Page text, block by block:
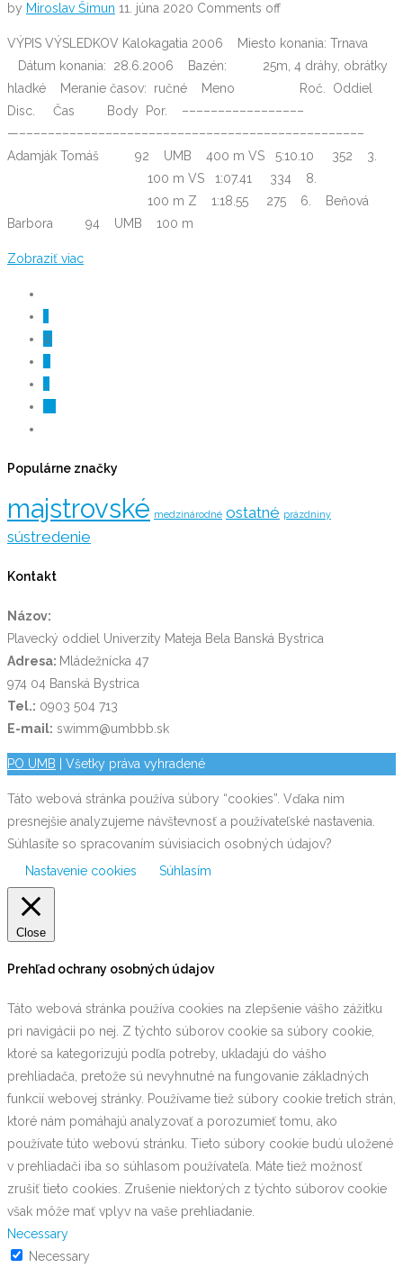
by Miroslav Šimun 11. júna 2020 Comments off
VÝPIS VÝSLEDKOV Kalokagatia 2006 Miesto konania: Trnava
Dátum konania: 28.6.2006 Bazén: 25m, 4 dráhy, obrátky
hladké Meranie časov: ručné Meno Roč. Oddiel
Disc. Čas Body Por. –––––––––––––––––
—––––––––––––––––––––––––––––––––––––––––––––––––
Adamják Tomáš 92 UMB 400 m VS 5:10.10 352 3.
100 m VS 1:07.41 334 8.
100 m Z 1:18.55 275 6. Beňová
Barbora 94 UMB 100 m
Zobraziť viac
Stránkovanie
príspevkov
Page
2
…
Populárne značky
majstrovské medzinárodné ostatné prázdniny
sústredenie
Kontakt
Názov:
Plavecký oddiel Univerzity Mateja Bela Banská Bystrica
Adresa: Mládežnícka 47
974 04 Banská Bystrica
Tel.: 0903 504 713
E-mail: swimm@umbbb.sk
PO UMB | Všetky práva vyhradené
Táto webová stránka používa súbory “cookies”. Vďaka nim
presnejšie analyzujeme návštevnosť a používateľské nastavenia.
Súhlasíte so spracovaním súvisiacich osobných údajov?
Nastavenie cookies
Súhlasím
Close
Prehľad ochrany osobných údajov
Táto webová stránka používa cookies na zlepšenie vášho zážitku
pri navigácii po nej. Z týchto súborov cookie sa súbory cookie,
ktoré sa kategorizujú podľa potreby, ukladajú do vášho
prehliadača, pretože sú nevyhnutné na fungovanie základných
funkcií webovej stránky. Používame tiež súbory cookie tretích strán,
ktoré nám pomáhajú analyzovať a porozumieť tomu, ako
používate túto webovú stránku. Tieto súbory cookie budú uložené
v prehliadači iba so súhlasom používateľa. Máte tiež možnosť
zrušiť tieto cookies. Zrušenie niektorých z týchto súborov cookie
však môže mať vplyv na vaše prehliadanie.
Necessary
Necessary